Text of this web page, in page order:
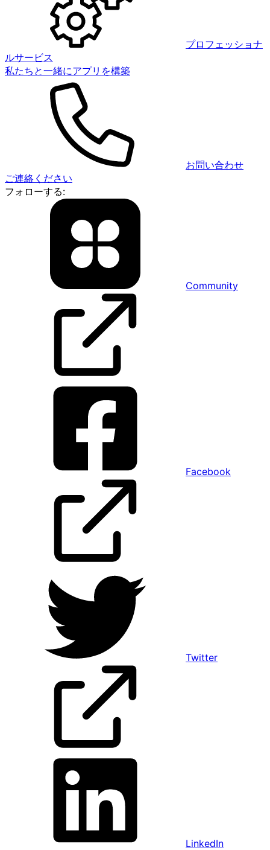
プロフェッショナ
ルサービス
私たちと一緒にアプリを構築
お問い合わせ
ご連絡ください
フォローする:
Community
Facebook
Twitter
LinkedIn